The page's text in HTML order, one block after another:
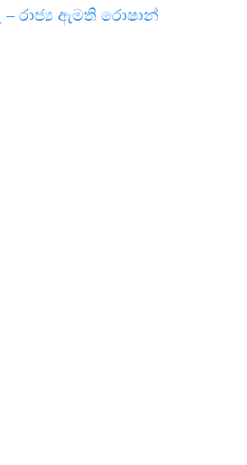
රාජ්‍ය ඇමති රොෂාන්